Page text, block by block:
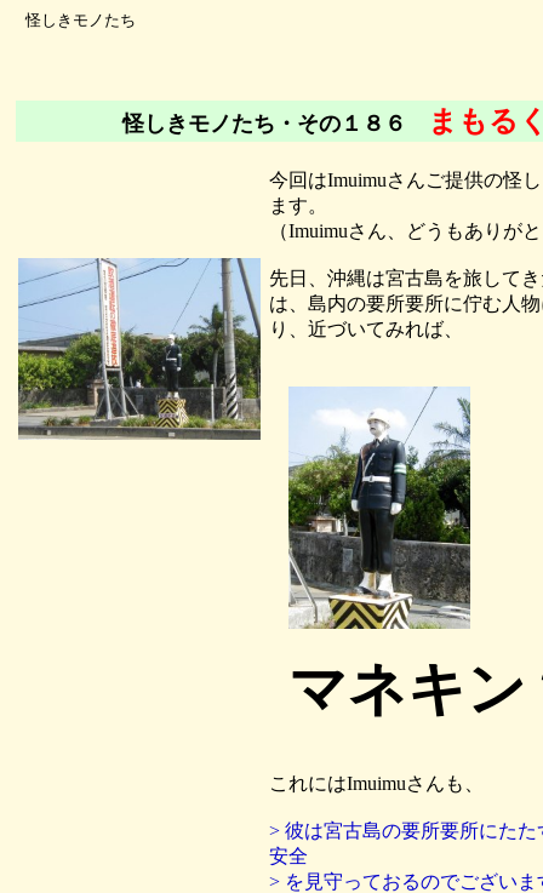
怪しきモノたち
怪しきモノたち・その１８６ まもる
今回はImuimuさんご提供の怪
ます。
（Imuimuさん、どうもありが
先日、沖縄は宮古島を旅して
は、島内の要所要所に佇む人
り、近づいてみれば、
マネキン
これにはImuimuさんも、
> 彼は宮古島の要所要所にた
安全
> を見守っておるのでございま